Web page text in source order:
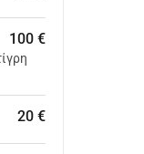
100 €
20 €